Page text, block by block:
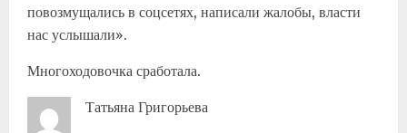
повозмущались в соцсетях, написали жалобы, власти
нас услышали».
Многоходовочка сработала.
Татьяна Григорьева